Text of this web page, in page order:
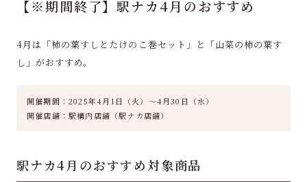
【※期間終了】駅ナカ4月のおすすめ
4月は「柿の葉すしとたけのこ巻セット」と「山菜の柿の葉す
し」がおすすめ。
開催期間：2025年4月1日（火）～4月30日（水）
開催店舗：駅構内店舗（駅ナカ店舗）
駅ナカ4月のおすすめ対象商品